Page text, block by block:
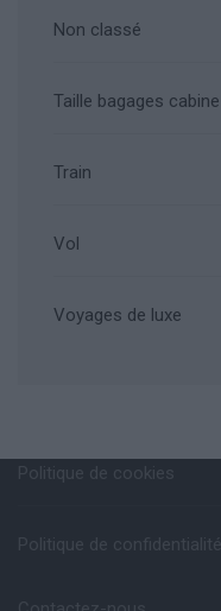
Non classé
Taille bagages cabine
Train
Vol
Voyages de luxe